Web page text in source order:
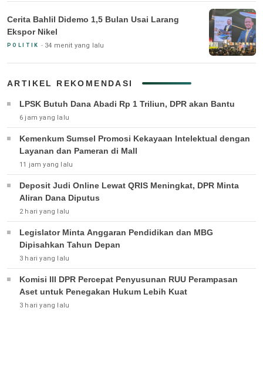
Cerita Bahlil Didemo 1,5 Bulan Usai Larang
Ekspor Nikel
POLITIK 34 menit yang lalu
ARTIKEL REKOMENDASI
LPSK Butuh Dana Abadi Rp 1 Triliun, DPR akan Bantu
6 jam yang lalu
Kemenkum Sumsel Promosi Kekayaan Intelektual dengan
Layanan dan Pameran di Mall
11 jam yang lalu
Deposit Judi Online Lewat QRIS Meningkat, DPR Minta
Aliran Dana Diputus
2 hari yang lalu
Legislator Minta Anggaran Pendidikan dan MBG
Dipisahkan Tahun Depan
3 hari yang lalu
Komisi III DPR Percepat Penyusunan RUU Perampasan
Aset untuk Penegakan Hukum Lebih Kuat
3 hari yang lalu